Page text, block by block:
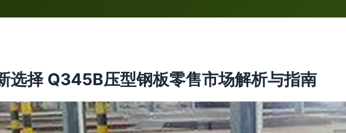
选择 Q345B压型钢板零售市场解析与指南